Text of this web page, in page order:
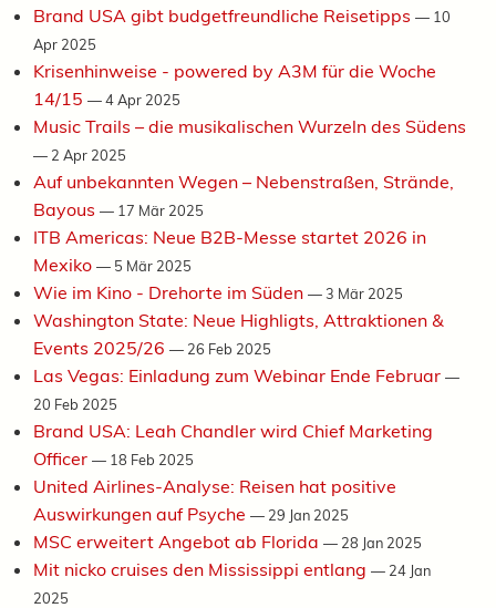
Brand USA gibt budgetfreundliche Reisetipps — 10
Apr 2025
Krisenhinweise - powered by A3M für die Woche
14/15 —4 Apr 2025
Music Trails – die musikalischen Wurzeln des Südens
— 2 Apr 2025
Auf unbekannten Wegen – Nebenstraßen, Strände,
Bayous — 17 Mär 2025
ITB Americas: Neue B2B-Messe startet 2026 in
Mexiko — 5 Mär 2025
Wie im Kino - Drehorte im Süden —3 Mär 2025
Washington State: Neue Highligts, Attraktionen &
Events 2025/26 — 26 Feb 2025
Las Vegas: Einladung zum Webinar Ende Februar —
20 Feb 2025
Brand USA: Leah Chandler wird Chief Marketing
Officer — 18 Feb 2025
United Airlines-Analyse: Reisen hat positive
Auswirkungen auf Psyche — 29 Jan 2025
MSC erweitert Angebot ab Florida — 28 Jan 2025
Mit nicko cruises den Mississippi entlang — 24 Jan
2025